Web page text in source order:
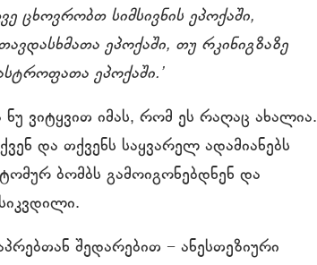
ცხოვრობთ სიმსივნის ეპოქაში,
ეპოქაში, თუ რკინიგზაზე
ეპოქაში.’
ვიტყვით იმას, რომ ეს რაღაც ახალია.
და თქვენს საყვარელ ადამიანებს
ბომბს გამოიგონებდნენ და
შედარებით − ანესთეზიური